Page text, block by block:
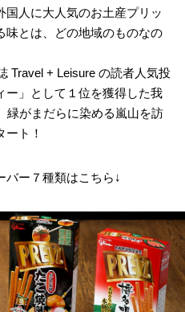
国人に大人気のお土産プリッ
味とは、どの地域のものなの
Travel + Leisure の読者人気投
ー」として１位を獲得した我
緑がまだらに染める嵐山を訪
ト！
バー７種類はこちら↓